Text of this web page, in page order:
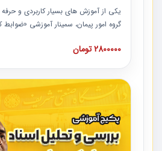
یکی از آموزش‏‏‏‏‏‏ های بسیار کاربردی و
گروه امور پیمان، سمینار آموزشی «ضوابط
های عمرانی» چالش ها، تخلفات و راه
است که در محل سندیکای شرکت های
مدارک پیمان به همراه تجربیات عملی
2800000 تومان